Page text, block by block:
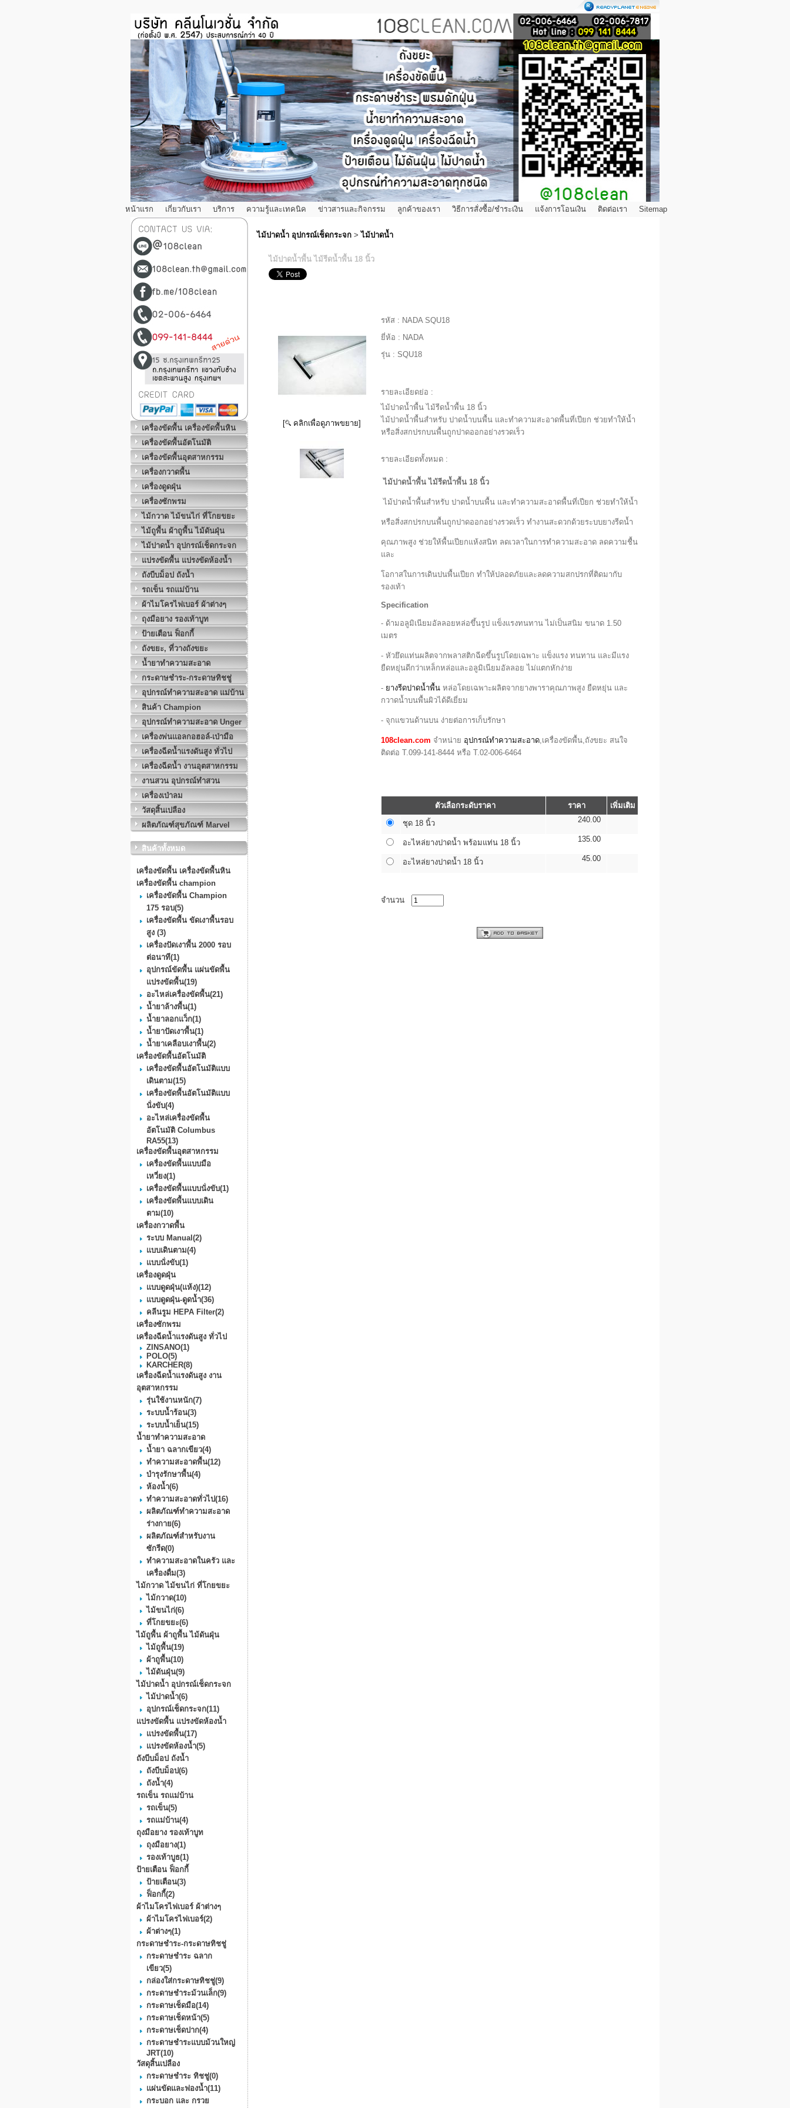
หน้าแรก เกี่ยวกับเรา บริการ ความรู้และเทคนิค ข่าวสารและกิจกรรม ลูกค้าของเรา วิธีการสั่งซื้อ/ชำระเงิน แจ้งการโอนเงิน ติดต่อเรา Sitemap
เครื่องขัดพื้น เครื่องขัดพื้นหิน
เครื่องขัดพื้นอัตโนมัติ
เครื่องขัดพื้นอุตสาหกรรม
เครื่องกวาดพื้น
เครื่องดูดฝุ่น
เครื่องซักพรม
ไม้กวาด ไม้ขนไก่ ที่โกยขยะ
ไม้ถูพื้น ผ้าถูพื้น ไม้ดันฝุ่น
ไม้ปาดน้ำ อุปกรณ์เช็ดกระจก
แปรงขัดพื้น แปรงขัดห้องน้ำ
ถังบีบม็อป ถังน้ำ
รถเข็น รถแม่บ้าน
ผ้าไมโครไฟเบอร์ ผ้าต่างๆ
ถุงมือยาง รองเท้าบูท
ป้ายเตือน ฟ็อกกี้
ถังขยะ, ที่วางถังขยะ
น้ำยาทำความสะอาด
กระดาษชำระ-กระดาษทิชชู่
อุปกรณ์ทำความสะอาด แม่บ้าน
สินค้า Champion
อุปกรณ์ทำความสะอาด Unger
เครื่องพ่นแอลกอฮอล์-เป่ามือ
เครื่องฉีดน้ำแรงดันสูง ทั่วไป
เครื่องฉีดน้ำ งานอุตสาหกรรม
งานสวน อุปกรณ์ทำสวน
เครื่องเป่าลม
วัสดุสิ้นเปลือง
ผลิตภัณฑ์สุขภัณฑ์ Marvel
สินค้าทั้งหมด
เครื่องขัดพื้น เครื่องขัดพื้นหิน
เครื่องขัดพื้น champion
เครื่องขัดพื้น Champion
175 รอบ(5)
เครื่องขัดพื้น ขัดเงาพื้นรอบ
สูง (3)
เครื่องปัดเงาพื้น 2000 รอบ
ต่อนาที(1)
อุปกรณ์ขัดพื้น แผ่นขัดพื้น
แปรงขัดพื้น(19)
อะไหล่เครื่องขัดพื้น(21)
น้ำยาล้างพื้น(1)
น้ำยาลอกแว็ก(1)
น้ำยาปัดเงาพื้น(1)
น้ำยาเคลือบเงาพื้น(2)
เครื่องขัดพื้นอัตโนมัติ
เครื่องขัดพื้นอัตโนมัติแบบ
เดินตาม(15)
เครื่องขัดพื้นอัตโนมัติแบบ
นั่งขับ(4)
อะไหล่เครื่องขัดพื้น
อัตโนมัติ Columbus
RA55(13)
เครื่องขัดพื้นอุตสาหกรรม
เครื่องขัดพื้นแบบมือ
เหวี่ยง(1)
เครื่องขัดพื้นแบบนั่งขับ(1)
เครื่องขัดพื้นแบบเดิน
ตาม(10)
เครื่องกวาดพื้น
ระบบ Manual(2)
แบบเดินตาม(4)
แบบนั่งขับ(1)
เครื่องดูดฝุ่น
แบบดูดฝุ่น(แห้ง)(12)
แบบดูดฝุ่น-ดูดน้ำ(36)
คลีนรูม HEPA Filter(2)
เครื่องซักพรม
เครื่องฉีดน้ำแรงดันสูง ทั่วไป
ZINSANO(1)
POLO(5)
KARCHER(8)
เครื่องฉีดน้ำแรงดันสูง งาน
อุตสาหกรรม
รุ่นใช้งานหนัก(7)
ระบบน้ำร้อน(3)
ระบบน้ำเย็น(15)
น้ำยาทำความสะอาด
น้ำยา ฉลากเขียว(4)
ทำความสะอาดพื้น(12)
บำรุงรักษาพื้น(4)
ห้องน้ำ(6)
ทำความสะอาดทั่วไป(16)
ผลิตภัณฑ์ทำความสะอาด
ร่างกาย(6)
ผลิตภัณฑ์สำหรับงาน
ซักรีด(0)
ทำความสะอาดในครัว และ
เครื่องดื่ม(3)
ไม้กวาด ไม้ขนไก่ ที่โกยขยะ
ไม้กวาด(10)
ไม้ขนไก่(6)
ที่โกยขยะ(6)
ไม้ถูพื้น ผ้าถูพื้น ไม้ดันฝุ่น
ไม้ถูพื้น(19)
ผ้าถูพื้น(10)
ไม้ดันฝุ่น(9)
ไม้ปาดน้ำ อุปกรณ์เช็ดกระจก
ไม้ปาดน้ำ(6)
อุปกรณ์เช็ดกระจก(11)
แปรงขัดพื้น แปรงขัดห้องน้ำ
แปรงขัดพื้น(17)
แปรงขัดห้องน้ำ(5)
ถังบีบม็อป ถังน้ำ
ถังบีบม็อป(6)
ถังน้ำ(4)
รถเข็น รถแม่บ้าน
รถเข็น(5)
รถแม่บ้าน(4)
ถุงมือยาง รองเท้าบูท
ถุงมือยาง(1)
รองเท้าบูธ(1)
ป้ายเตือน ฟ็อกกี้
ป้ายเตือน(3)
ฟ็อกกี้(2)
ผ้าไมโครไฟเบอร์ ผ้าต่างๆ
ผ้าไมโครไฟเบอร์(2)
ผ้าต่างๆ(1)
กระดาษชำระ-กระดาษทิชชู่
กระดาษชำระ ฉลาก
เขียว(5)
กล่องใส่กระดาษทิชชู่(9)
กระดาษชําระม้วนเล็ก(9)
กระดาษเช็ดมือ(14)
กระดาษเช็ดหน้า(5)
กระดาษเช็ดปาก(4)
กระดาษชำระแบบม้วนใหญ่
JRT(10)
วัสดุสิ้นเปลือง
กระดาษชำระ ทิชชู่(0)
แผ่นขัดและฟองน้ำ(11)
กระบอก และ กรวย
ไม้ปาดน้ำ อุปกรณ์เช็ดกระจก >ไม้ปาดน้ำ
ไม้ปาดน้ำพื้น ไม้รีดน้ำพื้น 18 นิ้ว
[ คลิกเพื่อดูภาพขยาย]
รหัส : NADA SQU18
ยี่ห้อ : NADA
รุ่น : SQU18
รายละเอียดย่อ :
ไม้ปาดน้ำพื้น ไม้รีดน้ำพื้น 18 นิ้ว
ไม้ปาดน้ำพื้นสำหรับ ปาดน้ำบนพื้น และทำความสะอาดพื้นที่เปียก ช่วยทำให้น้ำ
หรือสิ่งสกปรกบนพื้นถูกปาดออกอย่างรวดเร็ว
รายละเอียดทั้งหมด :
ไม้ปาดน้ำพื้น ไม้รีดน้ำพื้น 18 นิ้ว
ไม้ปาดน้ำพื้นสำหรับ ปาดน้ำบนพื้น และทำความสะอาดพื้นที่เปียก ช่วยทำให้น้ำ
หรือสิ่งสกปรกบนพื้นถูกปาดออกอย่างรวดเร็ว ทำงานสะดวกด้วยระบบยางรีดน้ำ
คุณภาพสูง ช่วยให้พื้นเปียกแห้งสนิท ลดเวลาในการทำความสะอาด ลดความชื้น
และ
โอกาสในการเดินปนพื้นเปียก ทำให้ปลอดภัยและลดความสกปรกที่ติดมากับ
รองเท้า
Specification
- ด้ามอลูมิเนียมอัลลอยหล่อขึ้นรูป แข็งแรงทนทาน ไม่เป็นสนิม ขนาด 1.50
เมตร
- หัวยึดแท่นผลิตจากพลาสติกฉีดขึ้นรูปโดยเฉพาะ แข็งแรง ทนทาน และมีแรง
ยืดหยุ่นดีกว่าเหล็กหล่อและอลูมิเนียมอัลลอย ไม่แตกหักง่าย
- ยางรีดปาดน้ำพื้น หล่อโดยเฉพาะผลิตจากยางพาราคุณภาพสูง ยืดหยุ่น และ
กวาดน้ำบนพื้นผิวได้ดีเยี่ยม
- จุกแขวนด้านบน ง่ายต่อการเก็บรักษา
108clean.com จำหน่าย อุปกรณ์ทำความสะอาด ,เครื่องขัดพื้น,ถังขยะ สนใจ
ติดต่อ T.099-141-8444 หรือ T.02-006-6464
ตัวเลือกระดับราคา ราคา
เพิ่มเติม
ชุด 18 นิ้ว
240.00
อะไหล่ยางปาดน้ำ พร้อมแท่น 18 นิ้ว 135.00
อะไหล่ยางปาดน้ำ 18 นิ้ว 45.00
จำนวน